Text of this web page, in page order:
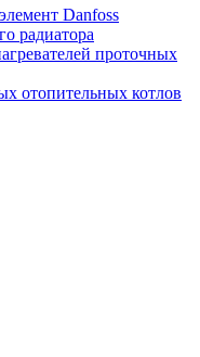
Danfoss
радиатора
проточных
отопительных котлов